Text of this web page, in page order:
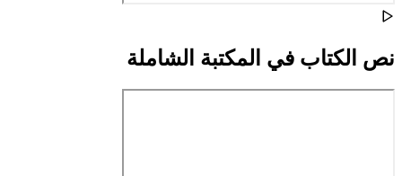
نص الكتاب في المكتبة الشاملة